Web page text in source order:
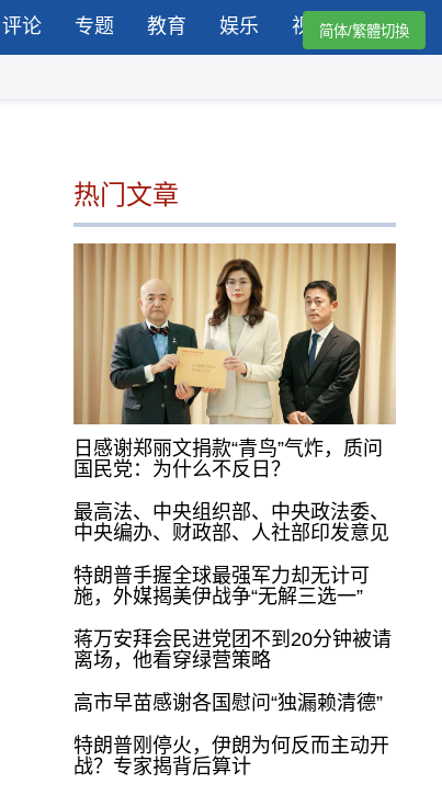
评论 专题 教育 娱乐 视频简体/繁體切換
热门文章
日感谢郑丽文捐款“青鸟”气炸，质问
国民党：为什么不反日？
最高法、中央组织部、中央政法委、
中央编办、财政部、人社部印发意见
特朗普手握全球最强军力却无计可
施，外媒揭美伊战争“无解三选一”
蒋万安拜会民进党团不到20分钟被请
离场，他看穿绿营策略
高市早苗感谢各国慰问“独漏赖清德”
特朗普刚停火，伊朗为何反而主动开
战？专家揭背后算计